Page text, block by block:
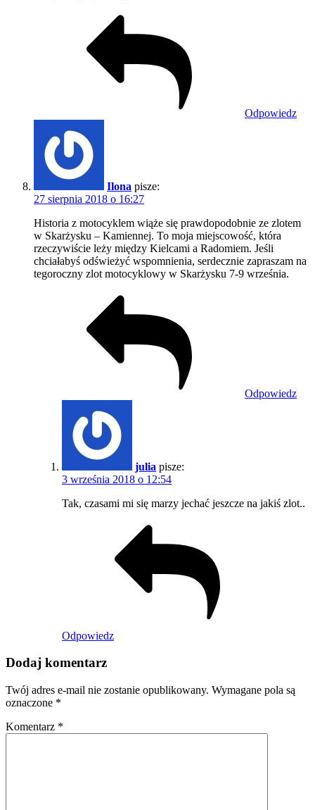
Odpowiedz
Ilona pisze:
27 sierpnia 2018 o 16:27
Historia z motocyklem wiąże się prawdopodobnie ze zlotem
w Skarżysku – Kamiennej. To moja miejscowość, która
rzeczywiście leży między Kielcami a Radomiem. Jeśli
chciałabyś odświeżyć wspomnienia, serdecznie zapraszam na
tegoroczny zlot motocyklowy w Skarżysku 7-9 września.
Odpowiedz
julia pisze:
3 września 2018 o 12:54
Tak, czasami mi się marzy jechać jeszcze na jakiś zlot..
Odpowiedz
Dodaj komentarz
Twój adres e-mail nie zostanie opublikowany. Wymagane pola są
oznaczone *
Komentarz *